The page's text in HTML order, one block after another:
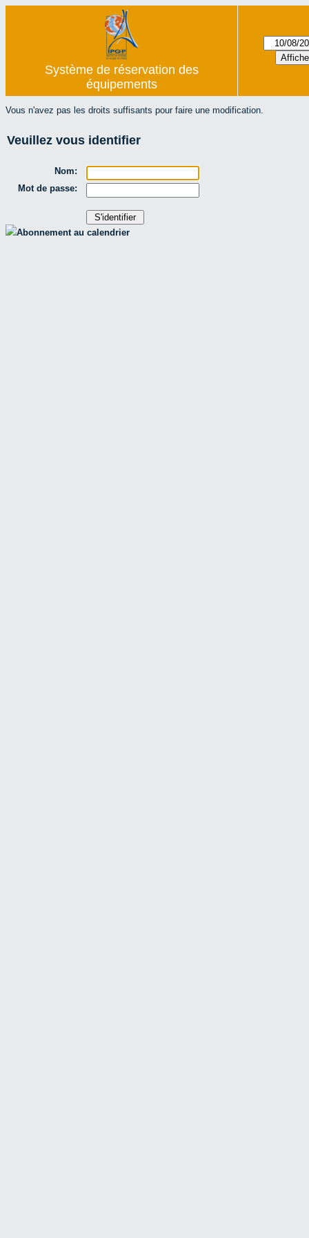
Système de réservation des
équipements
Vous n'avez pas les droits suffisants pour faire une modification.
Veuillez vous identifier
Nom:
Mot de passe:
Abonnement au calendrier